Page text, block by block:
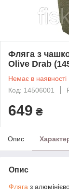
Фляга з
Olive Drab
Немає в наявності
Код: 14506001
649 ₴
Опис
Опис
Фляга з